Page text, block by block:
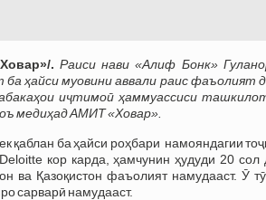
. Раиси нави «Алиф Бонк»
ҳайси муовини аввали раис фаъолият
иҷтимоӣ ҳаммуассиси
медиҳад АМИТ «Ховар».
қаблан ба ҳайси роҳбари намояндагии
кор карда, ҳамчунин ҳудуди 20 сол
ва Қазоқистон фаъолият намудааст. Ӯ
сарварӣ намудааст.